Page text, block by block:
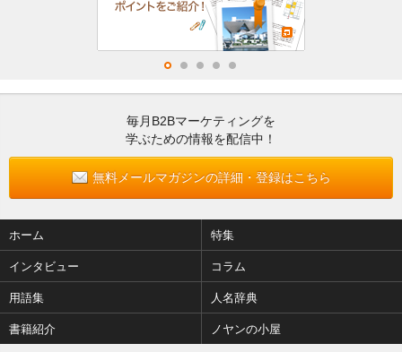
毎月B2Bマーケティングを
学ぶための情報を配信中！
無料メールマガジンの詳細・登録はこちら
ホーム 特集
インタビュー コラム
用語集 人名辞典
書籍紹介 ノヤンの小屋